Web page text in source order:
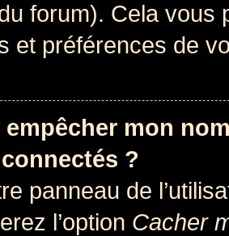
forum). Cela vous
et préférences de
mon
?
panneau de
l’option Cacher